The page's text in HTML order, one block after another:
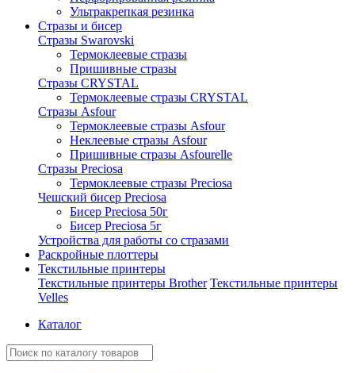
Ультракрепкая резинка
Стразы и бисер
Стразы Swarovski
Термоклеевые стразы
Пришивные стразы
Стразы CRYSTAL
Термоклеевые стразы CRYSTAL
Стразы Asfour
Термоклеевые стразы Asfour
Неклеевые стразы Asfour
Пришивные стразы Asfourelle
Стразы Preciosa
Термоклеевые стразы Preciosa
Чешский бисер Preciosa
Бисер Preciosa 50г
Бисер Preciosa 5г
Устройства для работы со стразами
Раскройные плоттеры
Текстильные принтеры
Текстильные принтеры Brother Текстильные принтеры
Velles
Каталог